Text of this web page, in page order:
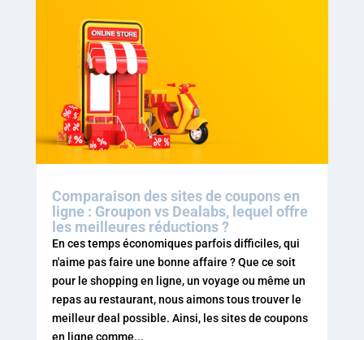
Comparaison des sites de coupons en
ligne : Groupon vs Dealabs, lequel offre
les meilleures réductions ?
En ces temps économiques parfois difficiles, qui
n'aime pas faire une bonne affaire ? Que ce soit
pour le shopping en ligne, un voyage ou même un
repas au restaurant, nous aimons tous trouver le
meilleur deal possible. Ainsi, les sites de coupons
en ligne comme...